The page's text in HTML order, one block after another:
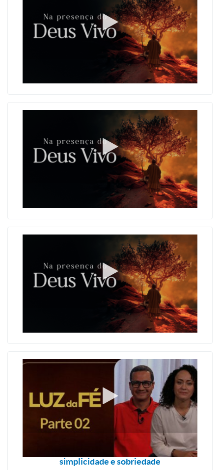
Deixando a luz do Espírito Santo entrar
O primeiro escudo na luta contra os vícios
A Santa Missa como fonte de toda graça
A essência da música na liturgia:
simplicidade e sobriedade